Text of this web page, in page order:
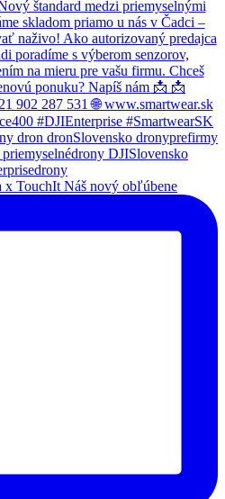
x TouchIt Náš nový obľúbene